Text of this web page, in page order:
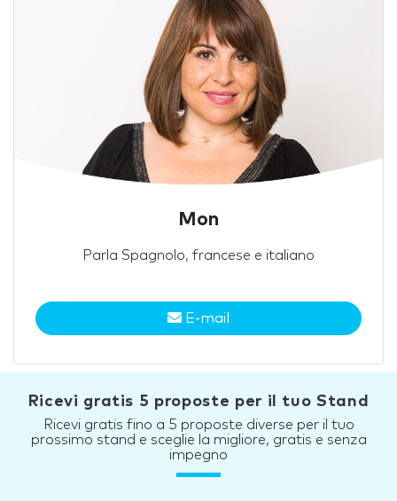
Mon
Parla Spagnolo, francese e italiano
E-mail
Ricevi gratis 5 proposte per il tuo Stand
Ricevi gratis fino a 5 proposte diverse per il tuo
prossimo stand e sceglie la migliore, gratis e senza
impegno